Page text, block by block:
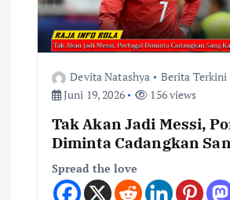
Devita Natashya
Berita Terkini
Juni 19, 2026
156 views
Tak Akan Jadi Messi,
Diminta Cadangkan
Spread the love